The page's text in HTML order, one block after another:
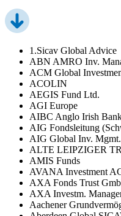
1.Sicav Global Advice
ABN AMRO Inv.
ACM Global
ACOLIN
AEGIS Fund Ltd.
AGI Europe
AIBC Anglo Irish
AIG Fondsleitung
AIG Global Inv.
ALTE LEIPZIGER
AMIS Funds
AVANA Investment
AXA Fonds Trust
AXA Investm.
Aachener